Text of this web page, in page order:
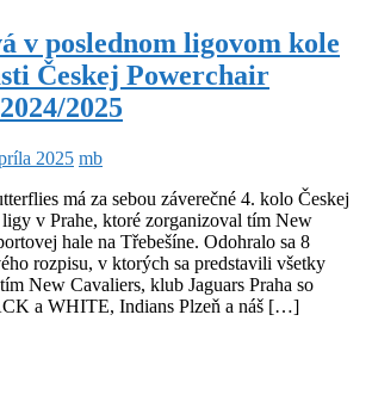
v poslednom ligovom kole
Českej Powerchair
2025
2025 mb
má za sebou záverečné 4. kolo Českej
v Prahe, ktoré zorganizoval tím New
hale na Třebešíne. Odohralo sa 8
rozpisu, v ktorých sa predstavili všetky
New Cavaliers, klub Jaguars Praha so
a WHITE, Indians Plzeň a náš […]